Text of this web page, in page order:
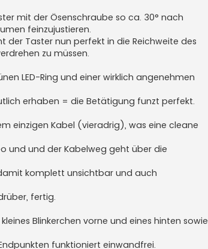
mit der Ösenschraube so ca. 30° nach
feinzujustieren.
der Taster nun perfekt in die Reichweite des
zu müssen.
LED-Ring und einer wirklich angenehmen
erhaben = die Betätigung funzt perfekt.
einzigen Kabel (vieradrig), was eine cleane
und und der Kabelweg geht über die
komplett unsichtbar und auch
fertig.
Blinkerchen vorne und eines hinten sowie
funktioniert einwandfrei.